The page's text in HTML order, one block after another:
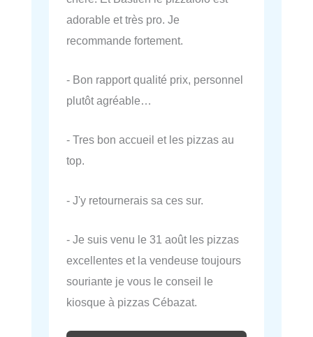
adorable et très pro. Je
recommande fortement.
- Bon rapport qualité prix, personnel
plutôt agréable…
- Tres bon accueil et les pizzas au
top.
- J'y retournerais sa ces sur.
- Je suis venu le 31 août les pizzas
excellentes et la vendeuse toujours
souriante je vous le conseil le
kiosque à pizzas Cébazat.